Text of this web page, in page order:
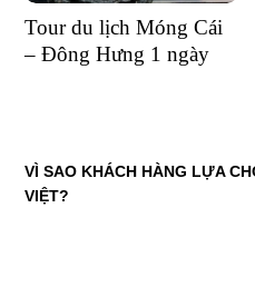
Tour du lịch Móng Cái
– Đông Hưng 1 ngày
VÌ SAO KHÁCH HÀNG LỰA
VIỆT?